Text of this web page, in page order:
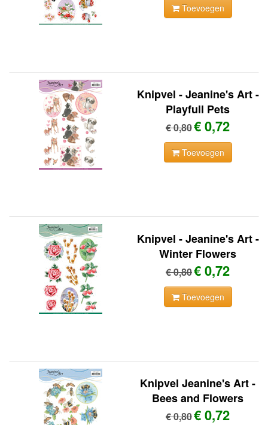
Toevoegen
Knipvel - Jeanine's Art -
Playfull Pets
€ 0,80€ 0,72
Toevoegen
Knipvel - Jeanine's Art -
Winter Flowers
€ 0,80€ 0,72
Toevoegen
Knipvel Jeanine's Art -
Bees and Flowers
€ 0,80€ 0,72